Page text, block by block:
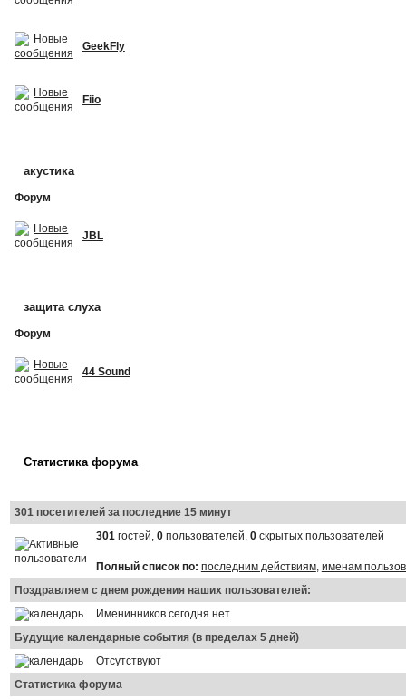
GeekFly
Fiio
акустика
Форум
JBL
защита слуха
Форум
44 Sound
Статистика форума
301 посетителей за последние 15 минут
301гостей, 0пользователей, 0скрытых пользователей
Полный список по: последним действиям, именам
Поздравляем с днем рождения наших пользователей:
Именинников сегодня нет
Будущие календарные события (в пределах 5 дней)
Отсутствуют
Статистика форума